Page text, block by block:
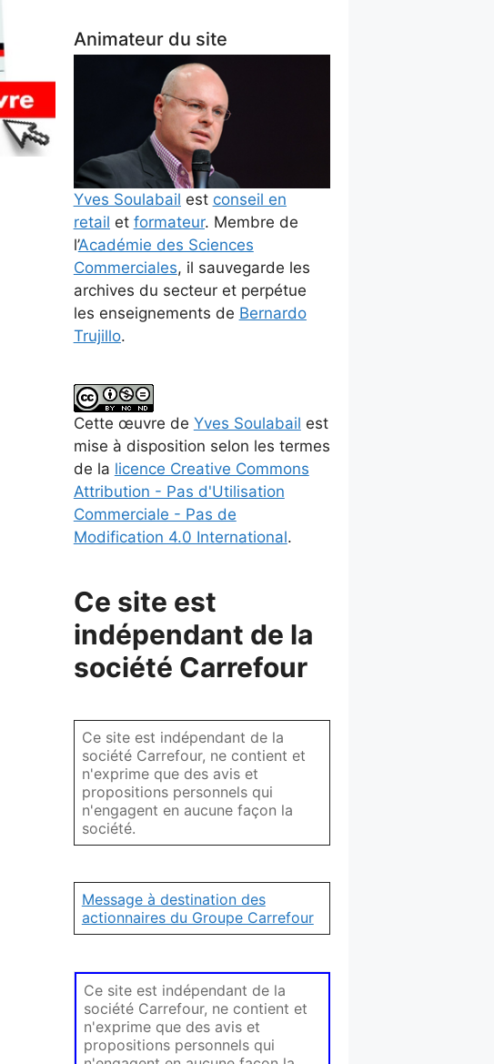
Animateur du site
Yves Soulabail est conseil en
retail et formateur. Membre de
l’Académie des Sciences
Commerciales, il sauvegarde les
archives du secteur et perpétue
les enseignements de Bernardo
Trujillo.
Cette œuvre de Yves Soulabail est
mise à disposition selon les termes
de la licence Creative Commons
Attribution - Pas d'Utilisation
Commerciale - Pas de
Modification 4.0 International.
Ce site est
indépendant de la
société Carrefour
Ce site est indépendant de la
société Carrefour, ne contient et
n'exprime que des avis et
propositions personnels qui
n'engagent en aucune façon la
société.
Message à destination des
actionnaires du Groupe Carrefour
Ce site est indépendant de la
société Carrefour, ne contient et
n'exprime que des avis et
propositions personnels qui